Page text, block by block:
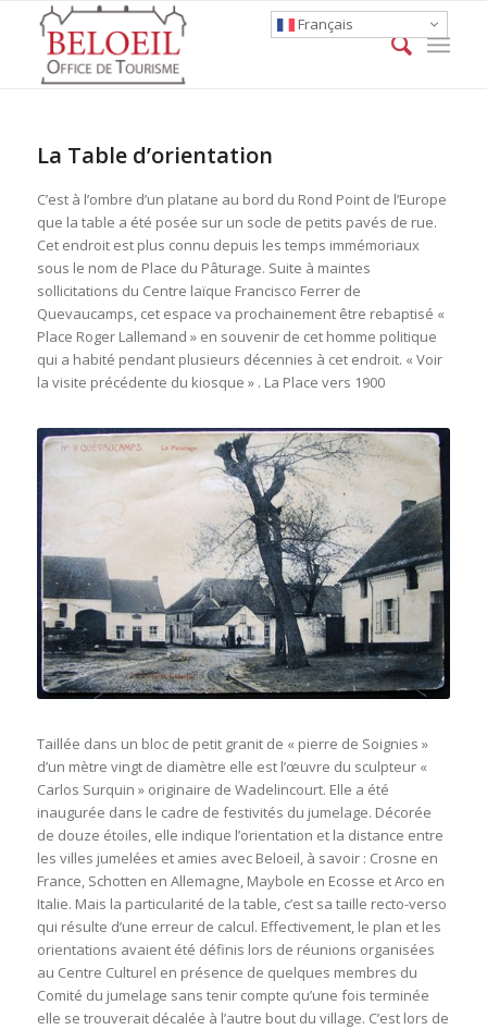
La Table d’orientation
C’est à l’ombre d’un platane au bord du Rond Point de l’Europe
que la table a été posée sur un socle de petits pavés de rue.
Cet endroit est plus connu depuis les temps immémoriaux
sous le nom de Place du Pâturage. Suite à maintes
sollicitations du Centre laïque Francisco Ferrer de
Quevaucamps, cet espace va prochainement être rebaptisé «
Place Roger Lallemand » en souvenir de cet homme politique
qui a habité pendant plusieurs décennies à cet endroit. « Voir
la visite précédente du kiosque » . La Place vers 1900
Taillée dans un bloc de petit granit de « pierre de Soignies »
d’un mètre vingt de diamètre elle est l’œuvre du sculpteur «
Carlos Surquin » originaire de Wadelincourt. Elle a été
inaugurée dans le cadre de festivités du jumelage. Décorée
de douze étoiles, elle indique l’orientation et la distance entre
les villes jumelées et amies avec Beloeil, à savoir : Crosne en
France, Schotten en Allemagne, Maybole en Ecosse et Arco en
Italie. Mais la particularité de la table, c’est sa taille recto-verso
qui résulte d’une erreur de calcul. Effectivement, le plan et les
orientations avaient été définis lors de réunions organisées
au Centre Culturel en présence de quelques membres du
Comité du jumelage sans tenir compte qu’une fois terminée
elle se trouverait décalée à l’autre bout du village. C’est lors de
Français